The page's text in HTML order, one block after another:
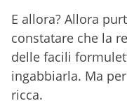
E allora? Allora
constatare che la
delle facili
ingabbiarla. Ma
ricca.